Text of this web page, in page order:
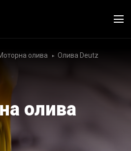
олива Олива Deutz
олива